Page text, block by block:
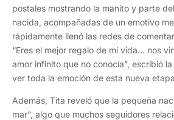
postales mostrando la manito y parte
nacida, acompañadas de un emotivo
rápidamente llenó las redes de
“Eres el mejor regalo de mi vida… nos
amor infinito que no conocía”, escribió
ver toda la emoción de esta nueva
Además, Tita reveló que la pequeña
mar”, algo que muchos seguidores